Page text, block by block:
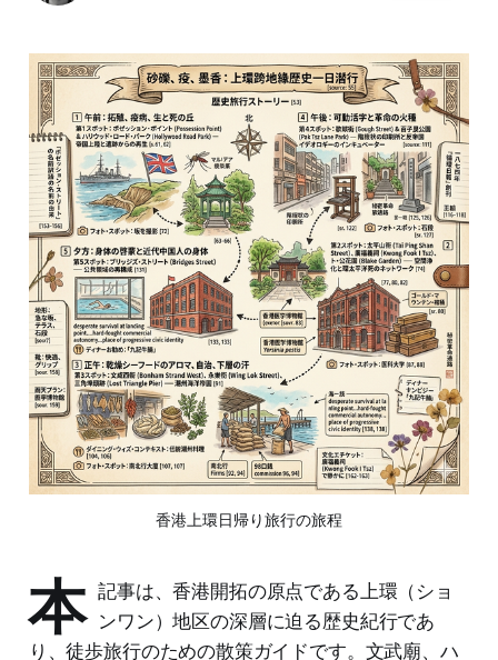
香港上環日帰り旅行の旅程
本 記事は、香港開拓の原点である上環（ショ
ンワン）地区の深層に迫る歴史紀行であ
り、徒歩旅行のための散策ガイドです。文武廟、ハ